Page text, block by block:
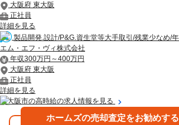
大阪府 東大阪
正社員
詳細を見る
製品開発.設計/P&G.資生堂等大手取引/残業少なめ/
エム・エフ・ヴィ株式会社
年収300万円～400万円
大阪府 東大阪
正社員
詳細を見る
東大阪市の高時給の求人情報を見る
ホームズの売却査定をお勧めす